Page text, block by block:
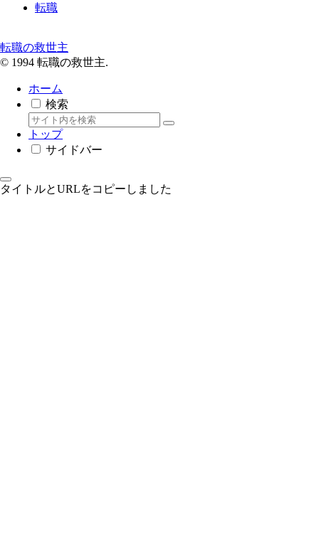
転職
転職の救世主
© 1994 転職の救世主.
ホーム
検索
トップ
サイドバー
タイトルとURLをコピーしました